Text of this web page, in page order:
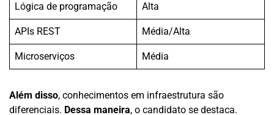
Lógica de programação Alta
APIs REST Média/Alta
Microserviços Média
Além disso, conhecimentos em infraestrutura são
diferenciais. Dessa maneira, o candidato se destaca.